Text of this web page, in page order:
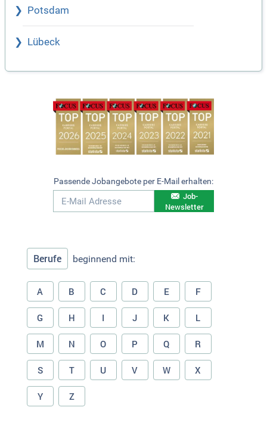
Potsdam
Lübeck
Passende Jobangebote per E-Mail erhalten:
Job-
Newsletter
Berufe beginnend mit:
A B C D E F
G H I J K L
M N O P Q R
S T U V W X
Y Z